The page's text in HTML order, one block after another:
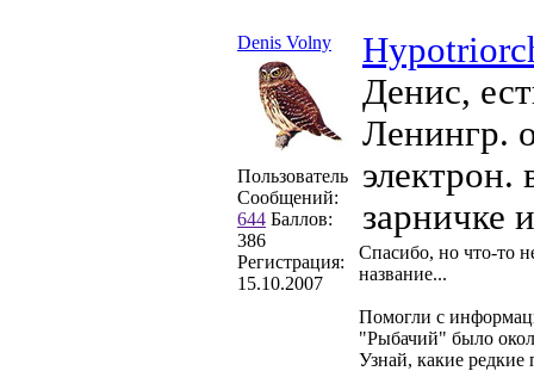
Denis Volny
Пользователь
Сообщений:
644 Баллов:
386
Регистрация:
15.10.2007
Денис,
Ленингр.
электрон.
зарничке
Спасибо, но что-то
название...
Помогли с
"Рыбачий" было
Узнай, какие